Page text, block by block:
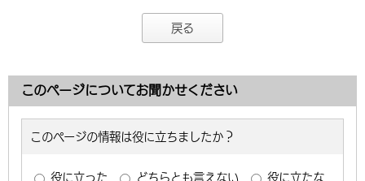
戻る
このページについてお聞かせください